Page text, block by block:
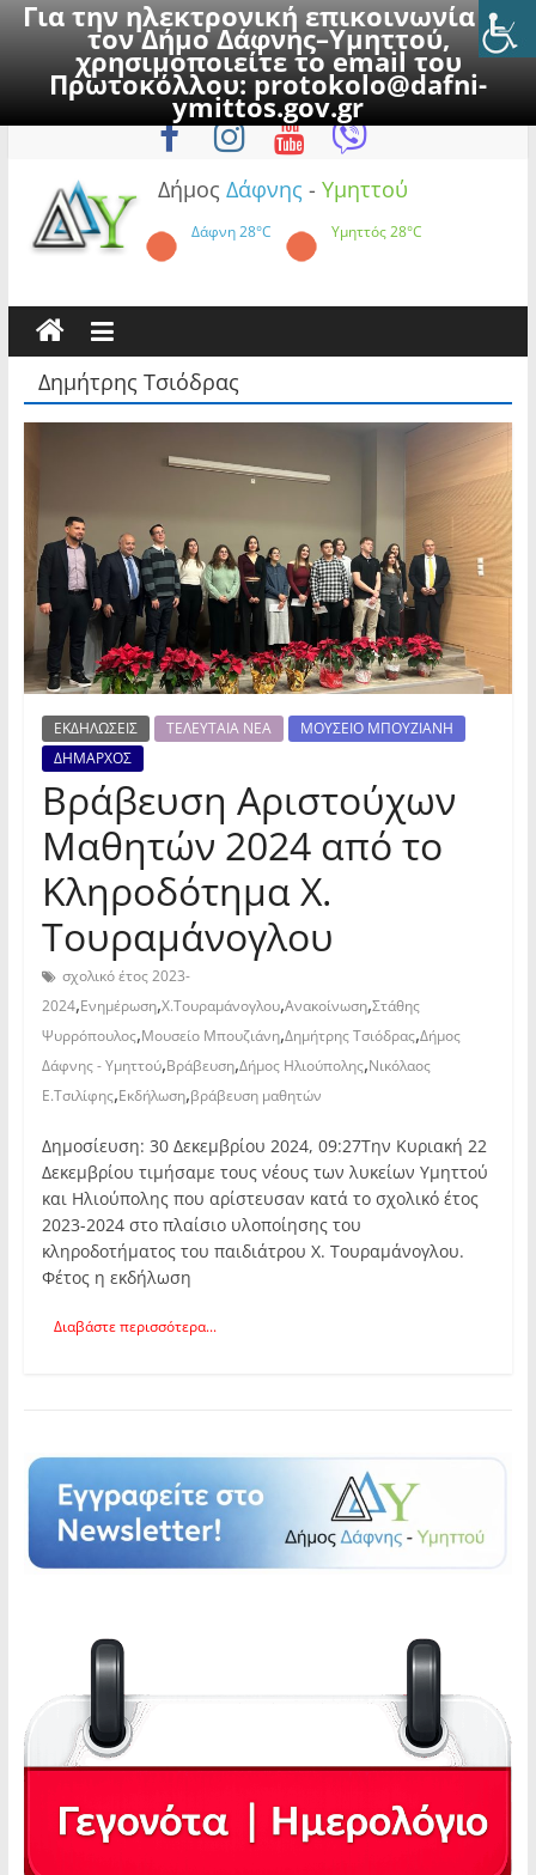
Για την ηλεκτρονική επικοινωνία με
τον Δήμο Δάφνης–Υμηττού,
χρησιμοποιείτε το email του
Πρωτοκόλλου:protokolo@dafni-
ymittos.gov.gr
to
Παρασκευή, 7 Αυγούστου 2026
Δήμος Δάφνης - Υμηττού
Δάφνη28°C Υμηττός28°C
Δημήτρης Τσιόδρας
ΕΚΔΗΛΩΣΕΙΣ ΤΕΛΕΥΤΑΙΑ ΝΕΑ
ΜΟΥΣΕΙΟ ΜΠΟΥΖΙΑΝΗ
ΔΗΜΑΡΧΟΣ
Βράβευση Αριστούχων
Μαθητών 2024 από το
Κληροδότημα Χ.
Τουραμάνογλου
σχολικό έτος 2023-
2024,Ενημέρωση,Χ.Τουραμάνογλου,Ανακοίνωση,Στάθης
Ψυρρόπουλος,Μουσείο Μπουζιάνη,Δημήτρης Τσιόδρας,Δήμος
Δάφνης - Υμηττού,Βράβευση,Δήμος Ηλιούπολης,Νικόλαος
Ε.Τσιλίφης,Εκδήλωση,βράβευση μαθητών
Δημοσίευση: 30 Δεκεμβρίου 2024, 09:27Την Κυριακή 22
Δεκεμβρίου τιμήσαμε τους νέους των λυκείων Υμηττού
και Ηλιούπολης που αρίστευσαν κατά το σχολικό έτος
2023-2024 στο πλαίσιο υλοποίησης του
κληροδοτήματος του παιδιάτρου Χ. Τουραμάνογλου.
Φέτος η εκδήλωση
Διαβάστε περισσότερα...